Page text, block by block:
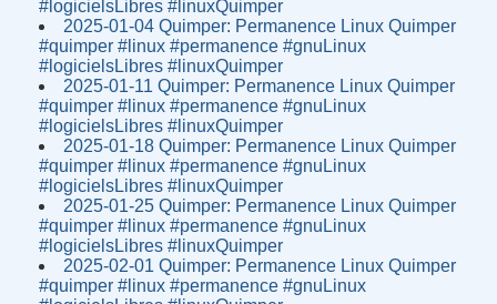
#logicielsLibres #linuxQuimper
2025-01-04 Quimper: Permanence Linux Quimper
#quimper #linux #permanence #gnuLinux
#logicielsLibres #linuxQuimper
2025-01-11 Quimper: Permanence Linux Quimper
#quimper #linux #permanence #gnuLinux
#logicielsLibres #linuxQuimper
2025-01-18 Quimper: Permanence Linux Quimper
#quimper #linux #permanence #gnuLinux
#logicielsLibres #linuxQuimper
2025-01-25 Quimper: Permanence Linux Quimper
#quimper #linux #permanence #gnuLinux
#logicielsLibres #linuxQuimper
2025-02-01 Quimper: Permanence Linux Quimper
#quimper #linux #permanence #gnuLinux